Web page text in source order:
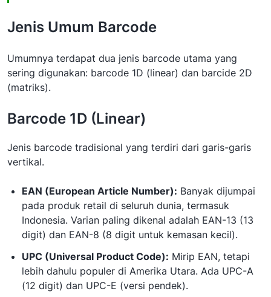
Jenis Umum Barcode
Umumnya terdapat dua jenis barcode utama yang
sering digunakan: barcode 1D (linear) dan barcide 2D
(matriks).
Barcode 1D (Linear)
Jenis barcode tradisional yang terdiri dari garis-garis
vertikal.
EAN (European Article Number): Banyak dijumpai
pada produk retail di seluruh dunia, termasuk
Indonesia. Varian paling dikenal adalah EAN-13 (13
digit) dan EAN-8 (8 digit untuk kemasan kecil).
UPC (Universal Product Code): Mirip EAN, tetapi
lebih dahulu populer di Amerika Utara. Ada UPC-A
(12 digit) dan UPC-E (versi pendek).